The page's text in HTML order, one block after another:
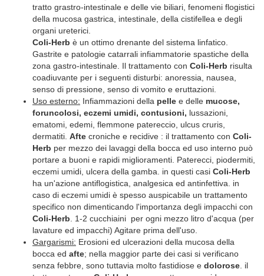
tratto grastro-intestinale e delle vie biliari, fenomeni flogistici
della mucosa gastrica, intestinale, della cistifellea e degli
organi ureterici.
Coli-Herb è un ottimo drenante del sistema linfatico.
Gastrite e patologie catarrali infiammatorie spastiche della
zona gastro-intestinale. Il trattamento con Coli-Herb risulta
coadiuvante per i seguenti disturbi: anoressia, nausea,
senso di pressione, senso di vomito e eruttazioni.
Uso esterno: Infiammazioni della pelle e delle mucose,
foruncolosi, eczemi umidi, contusioni, lussazioni,
ematomi, edemi, flemmone patereccio, ulcus cruris,
dermatiti. Afte croniche e recidive : il trattamento con Coli-
Herb per mezzo dei lavaggi della bocca ed uso interno può
portare a buoni e rapidi miglioramenti. Paterecci, piodermiti,
eczemi umidi, ulcera della gamba. in questi casi Coli-Herb
ha un'azione antiflogistica, analgesica ed antinfettiva. in
caso di eczemi umidi è spesso auspicabile un trattamento
specifico non dimenticando l'importanza degli impacchi con
Coli-Herb . 1-2 cucchiaini per ogni mezzo litro d'acqua (per
lavature ed impacchi) Agitare prima dell'uso.
Gargarismi: Erosioni ed ulcerazioni della mucosa della
bocca ed afte; nella maggior parte dei casi si verificano
senza febbre, sono tuttavia molto fastidiose e dolorose . il